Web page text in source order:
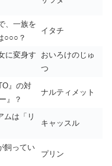
、一族を
○○○？
イタチ
に変身す
おいろけのじゅ
つ
』の対
』？
ナルティメット
ムは「リ
キャッスル
飼ってい
プリン